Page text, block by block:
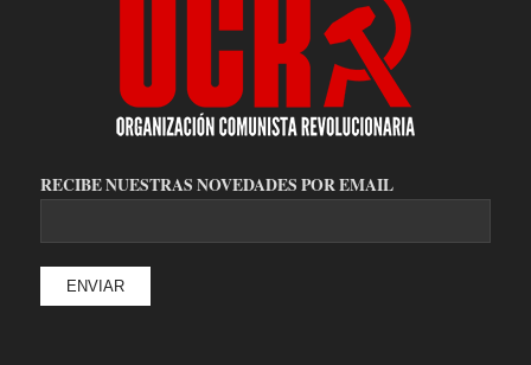
RECIBE NUESTRAS NOVEDADES POR EMAIL